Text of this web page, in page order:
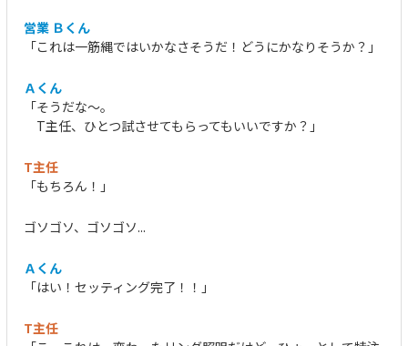
営業 Ｂくん
「これは一筋縄ではいかなさそうだ！どうにかなりそうか？」
Ａくん
「そうだな～。
T主任、ひとつ試させてもらってもいいですか？」
T主任
「もちろん！」
ゴソゴソ、ゴソゴソ...
Ａくん
「はい！セッティング完了！！」
T主任